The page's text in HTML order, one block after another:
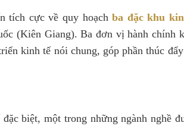
tích cực về quy hoạchba đặc khu
(Kiên Giang). Ba đơn vị hành chính
kinh tế nói chung, góp phần thúc
biệt, một trong những ngành nghề